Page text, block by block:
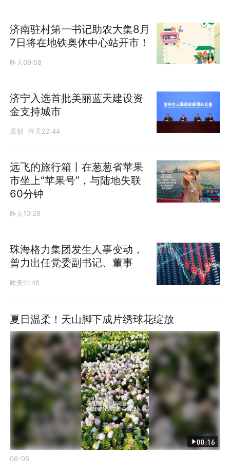
济南驻村第一书记助农大集8月
7日将在地铁奥体中心站开市！
昨天09:58
济宁入选首批美丽蓝天建设资
金支持城市
原创 昨天22:44
远飞的旅行箱丨在葱葱省苹果
市坐上“苹果号”，与陆地失联
60分钟
昨天10:28
珠海格力集团发生人事变动，
曾力出任党委副书记、董事
昨天11:48
夏日温柔！天山脚下成片绣球花绽放
00:16
08-05